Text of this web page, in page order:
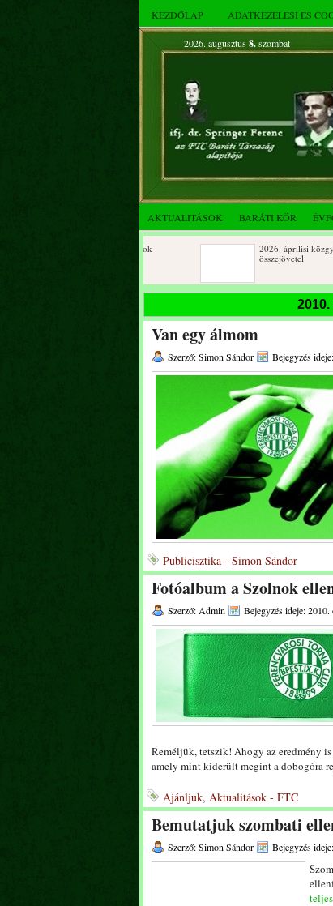
KEZDŐLAP ADATKEZELÉSI ÉS
2026. augusztus 8.szombat
AKTUALITÁSOK BARÁTI KÖR
2026. áprilisi közgyűlés és
összejövetel
Születésnapi koszorúzások
Az FTC Baráti Kör 2025.
összejövetel
Van egy álmom
Szerző: Simon Sándor Bejegyzés
Publicisztika - Simon Sándor
Fotóalbum a Szolnok
Szerző: Admin Bejegyzés ideje: 2010.
Reméljük, tetszik! Ahogy az eredmény
amely mint kiderült megint a dobogóra
Ajánljuk, Aktualitások - FTC
Bemutatjuk szombati
Szerző: Simon Sándor Bejegyzés